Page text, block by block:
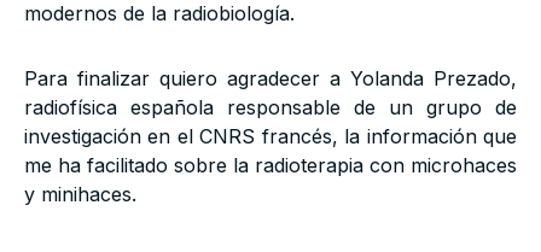
modernos de la radiobiología.
Para finalizar quiero agradecer a Yolanda Prezado,
radiofísica española responsable de un grupo de
investigación en el CNRS francés, la información que
me ha facilitado sobre la radioterapia con microhaces
y minihaces.